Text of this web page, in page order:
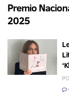
Premio
2025